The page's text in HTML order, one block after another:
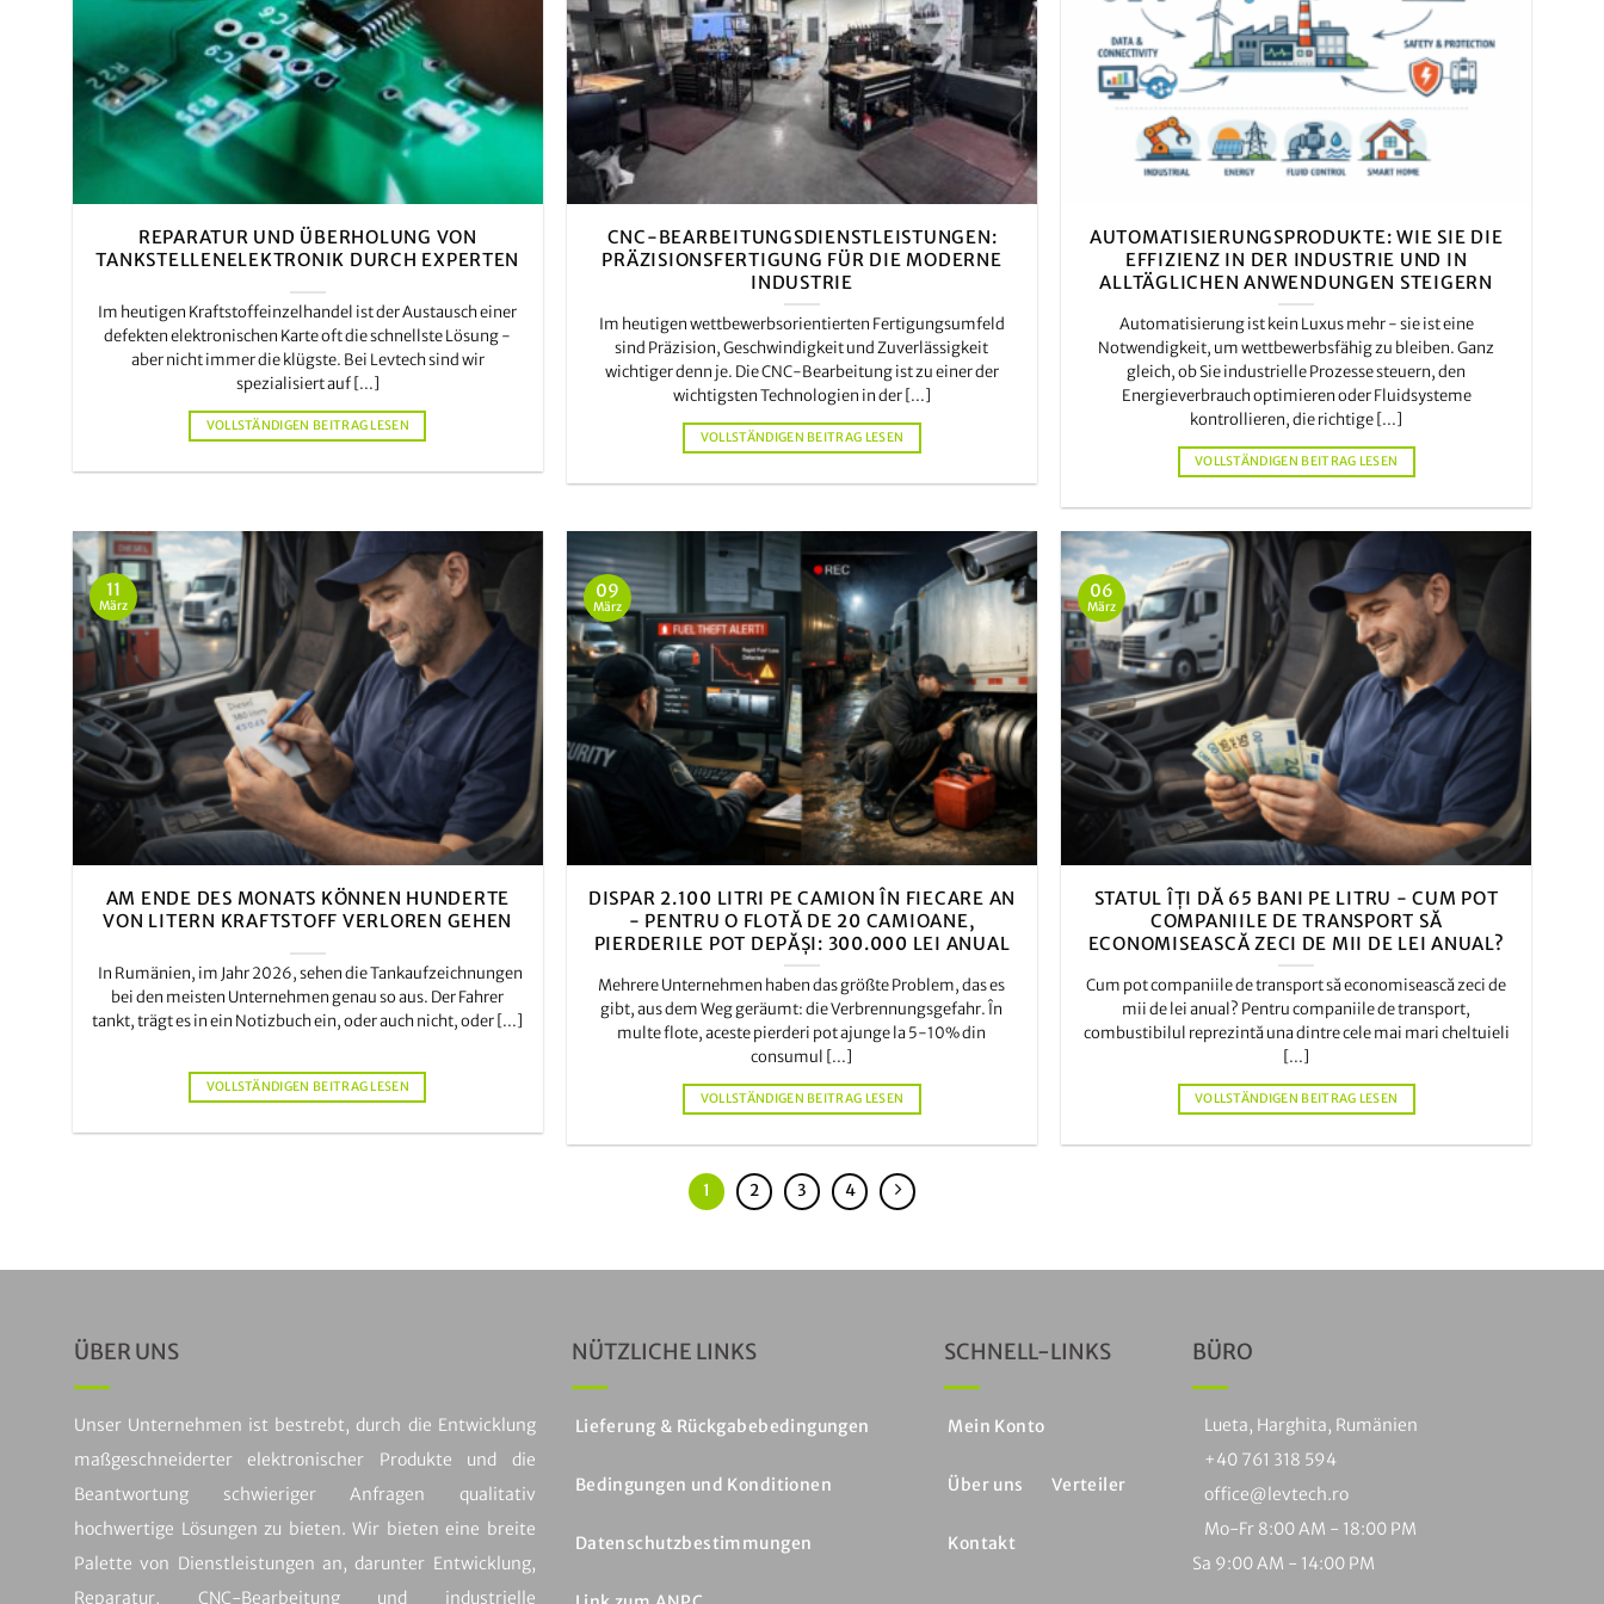
REPARATUR UND ÜBERHOLUNG VON
TANKSTELLENELEKTRONIK DURCH EXPERTEN
Im heutigen Kraftstoffeinzelhandel ist der Austausch einer
defekten elektronischen Karte oft die schnellste Lösung -
aber nicht immer die klügste. Bei Levtech sind wir
spezialisiert auf [...]
VOLLSTÄNDIGEN BEITRAG LESEN
CNC-BEARBEITUNGSDIENSTLEISTUNGEN:
PRÄZISIONSFERTIGUNG FÜR DIE MODERNE
INDUSTRIE
Im heutigen wettbewerbsorientierten Fertigungsumfeld
sind Präzision, Geschwindigkeit und Zuverlässigkeit
wichtiger denn je. Die CNC-Bearbeitung ist zu einer der
wichtigsten Technologien in der [...]
VOLLSTÄNDIGEN BEITRAG LESEN
AUTOMATISIERUNGSPRODUKTE: WIE SIE DIE
EFFIZIENZ IN DER INDUSTRIE UND IN
ALLTÄGLICHEN ANWENDUNGEN STEIGERN
Automatisierung ist kein Luxus mehr - sie ist eine
Notwendigkeit, um wettbewerbsfähig zu bleiben. Ganz
gleich, ob Sie industrielle Prozesse steuern, den
Energieverbrauch optimieren oder Fluidsysteme
kontrollieren, die richtige [...]
VOLLSTÄNDIGEN BEITRAG LESEN
AM ENDE DES MONATS KÖNNEN HUNDERTE
VON LITERN KRAFTSTOFF VERLOREN GEHEN
In Rumänien, im Jahr 2026, sehen die Tankaufzeichnungen
bei den meisten Unternehmen genau so aus. Der Fahrer
tankt, trägt es in ein Notizbuch ein, oder auch nicht, oder [...]
VOLLSTÄNDIGEN BEITRAG LESEN
11
März
DISPAR 2.100 LITRI PE CAMION ÎN FIECARE AN
- PENTRU O FLOTĂ DE 20 CAMIOANE,
PIERDERILE POT DEPĂȘI: 300.000 LEI ANUAL
Mehrere Unternehmen haben das größte Problem, das es
gibt, aus dem Weg geräumt: die Verbrennungsgefahr. În
multe flote, aceste pierderi pot ajunge la 5-10% din
consumul [...]
VOLLSTÄNDIGEN BEITRAG LESEN
09
März
STATUL ÎȚI DĂ 65 BANI PE LITRU - CUM POT
COMPANIILE DE TRANSPORT SĂ
ECONOMISEASCĂ ZECI DE MII DE LEI ANUAL?
Cum pot companiile de transport să economisească zeci de
mii de lei anual? Pentru companiile de transport,
combustibilul reprezintă una dintre cele mai mari cheltuieli
[...]
VOLLSTÄNDIGEN BEITRAG LESEN
06
März
1 2 3 4
ÜBER UNS
Unser Unternehmen ist bestrebt, durch die Entwicklung
maßgeschneiderter elektronischer Produkte und die
Beantwortung schwieriger Anfragen qualitativ
hochwertige Lösungen zu bieten. Wir bieten eine breite
Palette von Dienstleistungen an, darunter Entwicklung,
Reparatur, CNC-Bearbeitung und industrielle
NÜTZLICHE LINKS
Lieferung & Rückgabebedingungen
Bedingungen und Konditionen
Datenschutzbestimmungen
SCHNELL-LINKS
Mein Konto
Über uns Verteiler
Kontakt
BÜRO
Lueta, Harghita, Rumänien
+40 761 318 594
office@levtech.ro
Mo-Fr 8:00 AM - 18:00 PM
Sa 9:00 AM - 14:00 PM